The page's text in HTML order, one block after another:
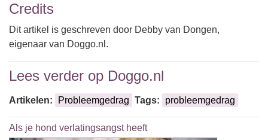
Credits
Dit artikel is geschreven door Debby van Dongen,
eigenaar van Doggo.nl.
Lees verder op Doggo.nl
Artikelen: Probleemgedrag Tags: probleemgedrag
Als je hond verlatingsangst heeft